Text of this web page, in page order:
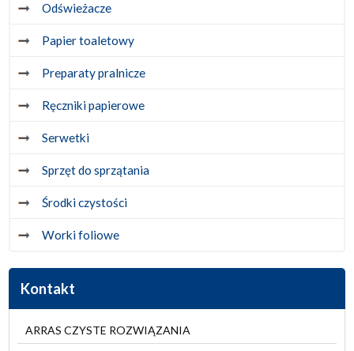
Odświeżacze
Papier toaletowy
Preparaty pralnicze
Ręczniki papierowe
Serwetki
Sprzęt do sprzątania
Środki czystości
Worki foliowe
Kontakt
ARRAS CZYSTE ROZWIĄZANIA